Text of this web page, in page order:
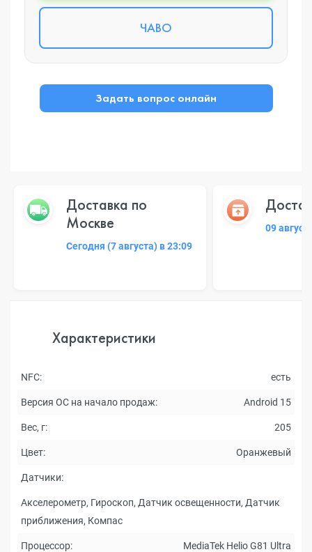
ЧАВО
Задать вопрос онлайн
Доставка по
Москве
Сегодня (7 августа) в 23:09
09
Характеристики
NFC: есть
Версия ОС на начало продаж: Android 15
Вес, г: 205
Цвет: Оранжевый
Датчики:
Акселерометр, Гироскоп, Датчик освещенности, Датчик
приближения, Компас
Процессор: MediaTek Helio G81 Ultra